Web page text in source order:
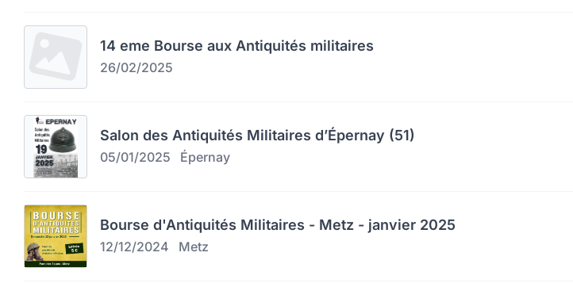
14 eme Bourse aux Antiquités militaires
26/02/2025
Salon des Antiquités Militaires d’Épernay (51)
05/01/2025 Épernay
Bourse d'Antiquités Militaires - Metz - janvier 2025
12/12/2024 Metz